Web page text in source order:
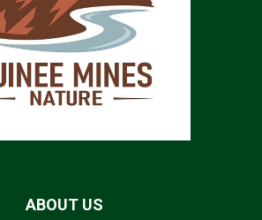
ABOUT US